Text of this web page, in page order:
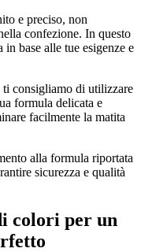
e preciso, non
confezione. In questo
base alle tue esigenze e
consigliamo di utilizzare
formula delicata e
facilmente la matita
alla formula riportata
sicurezza e qualità
colori per un